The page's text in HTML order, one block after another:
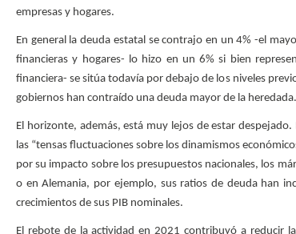
empresas y hogares.
En general la deuda estatal se contrajo en un 4% -el
financieras y hogares- lo hizo en un 6% si bien
financiera- se sitúa todavía por debajo de los niveles
gobiernos han contraído una deuda mayor de la heredada.
El horizonte, además, está muy lejos de estar
las “tensas fluctuaciones sobre los dinamismos
por su impacto sobre los presupuestos nacionales, los
o en Alemania, por ejemplo, sus ratios de deuda han
crecimientos de sus PIB nominales.
El rebote de la actividad en 2021 contribuyó a reducir